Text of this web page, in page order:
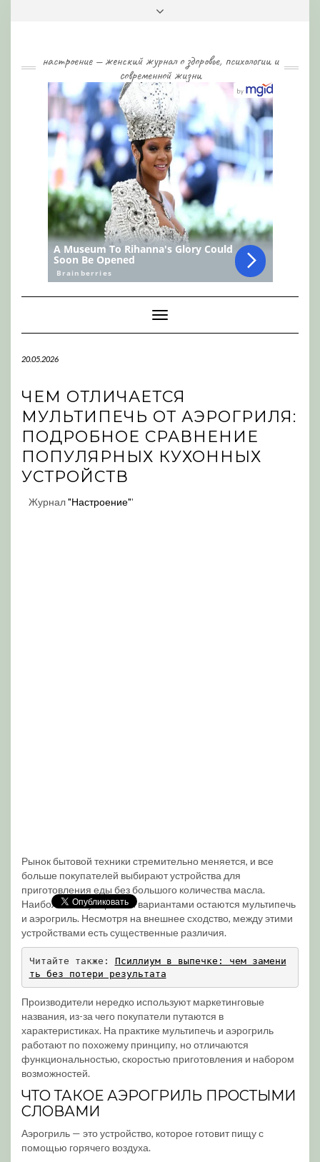
настроение — женский журнал о здоровье, психологии и
современной жизни
Toggle
Navigation
20.05.2026
ЧЕМ ОТЛИЧАЕТСЯ
МУЛЬТИПЕЧЬ ОТ АЭРОГРИЛЯ:
ПОДРОБНОЕ СРАВНЕНИЕ
ПОПУЛЯРНЫХ КУХОННЫХ
УСТРОЙСТВ
Журнал"Настроение"'
Рынок бытовой техники стремительно меняется, и все
больше покупателей выбирают устройства для
приготовления еды без большого количества масла.
Наиболее популярными вариантами остаются мультипечь
и аэрогриль. Несмотря на внешнее сходство, между этими
устройствами есть существенные различия.
Читайте также: Псиллиум в выпечке: чем замени
ть без потери результата
Производители нередко используют маркетинговые
названия, из-за чего покупатели путаются в
характеристиках. На практике мультипечь и аэрогриль
работают по похожему принципу, но отличаются
функциональностью, скоростью приготовления и набором
возможностей.
ЧТО ТАКОЕ АЭРОГРИЛЬ ПРОСТЫМИ
СЛОВАМИ
Аэрогриль — это устройство, которое готовит пищу с
помощью горячего воздуха.